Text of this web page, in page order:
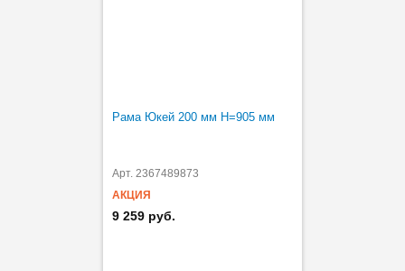
Рама Юкей 200 мм H=905 мм
Арт. 2367489873
АКЦИЯ
9 259 руб.